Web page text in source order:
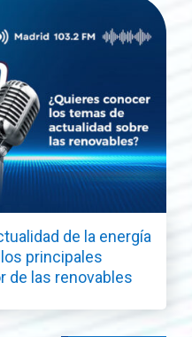
de la energía
principales
de las renovables